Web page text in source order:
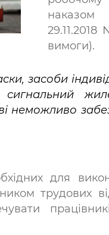
вимоги).
засоби
сигнальний
неможливо
для
трудових